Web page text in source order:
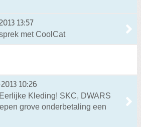
13:57
met CoolCat
10:26
Kleding! SKC, DWARS
grove onderbetaling een